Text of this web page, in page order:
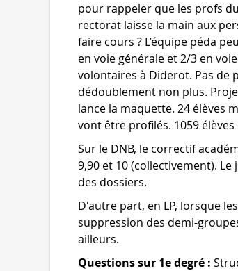
pour rappeler que les profs
rectorat laisse la main aux
faire cours ? L’équipe péda
en voie générale et 2/3 en
volontaires à Diderot. Pas de
dédoublement non plus.
lance la maquette. 24 élèves
vont être profilés. 1059
Sur le DNB, le correctif
9,90 et 10 (collectivement).
des dossiers.
D'autre part, en LP, lorsque
suppression des demi-
ailleurs.
Questions sur 1e degré :